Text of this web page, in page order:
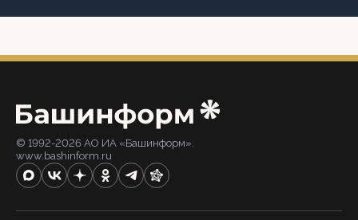
© 1992-2026 АО ИА «Башинформ».
www.bashinform.ru